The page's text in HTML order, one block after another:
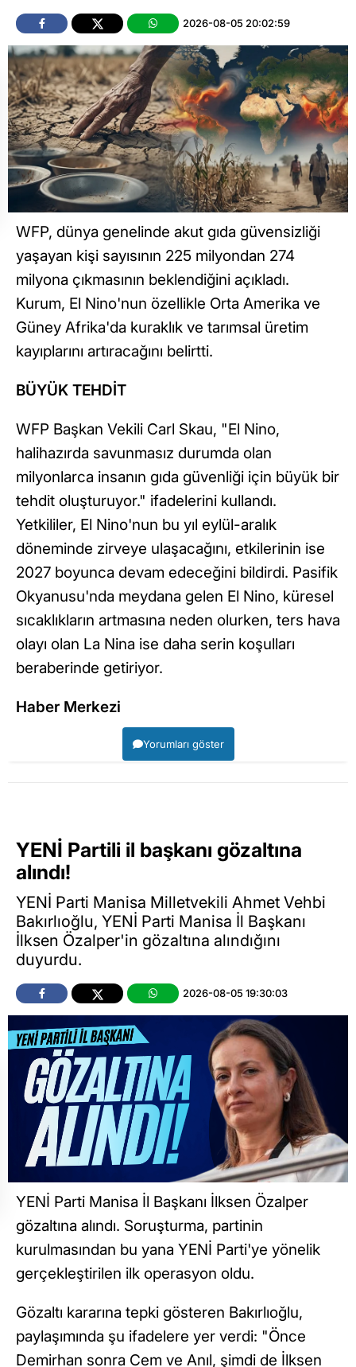
2026-08-05 20:02:59
WFP, dünya genelinde akut gıda güvensizliği
yaşayan kişi sayısının 225 milyondan 274
milyona çıkmasının beklendiğini açıkladı.
Kurum, El Nino'nun özellikle Orta Amerika ve
Güney Afrika'da kuraklık ve tarımsal üretim
kayıplarını artıracağını belirtti.
BÜYÜK TEHDİT
WFP Başkan Vekili Carl Skau, "El Nino,
halihazırda savunmasız durumda olan
milyonlarca insanın gıda güvenliği için büyük bir
tehdit oluşturuyor." ifadelerini kullandı.
Yetkililer, El Nino'nun bu yıl eylül-aralık
döneminde zirveye ulaşacağını, etkilerinin ise
2027 boyunca devam edeceğini bildirdi. Pasifik
Okyanusu'nda meydana gelen El Nino, küresel
sıcaklıkların artmasına neden olurken, ters hava
olayı olan La Nina ise daha serin koşulları
beraberinde getiriyor.
Haber Merkezi
Yorumları göster
YENİ Partili il başkanı gözaltına
alındı!
YENİ Parti Manisa Milletvekili Ahmet Vehbi
Bakırlıoğlu, YENİ Parti Manisa İl Başkanı
İlksen Özalper'in gözaltına alındığını
duyurdu.
2026-08-05 19:30:03
YENİ Parti Manisa İl Başkanı İlksen Özalper
gözaltına alındı. Soruşturma, partinin
kurulmasından bu yana YENİ Parti'ye yönelik
gerçekleştirilen ilk operasyon oldu.
Gözaltı kararına tepki gösteren Bakırlıoğlu,
paylaşımında şu ifadelere yer verdi: "Önce
Demirhan sonra Cem ve Anıl, şimdi de İlksen